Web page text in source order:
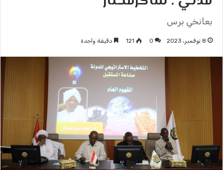
بعانخي برس
8 نوفمبر، 2023 0
121 دقيقة واحدة